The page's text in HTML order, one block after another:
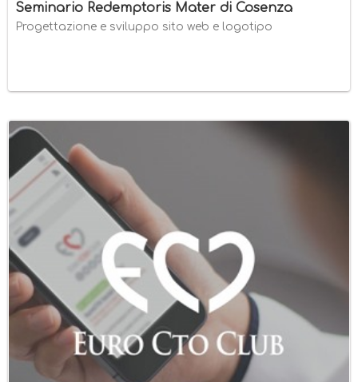
Seminario Redemptoris Mater di Cosenza
Progettazione e sviluppo sito web e logotipo